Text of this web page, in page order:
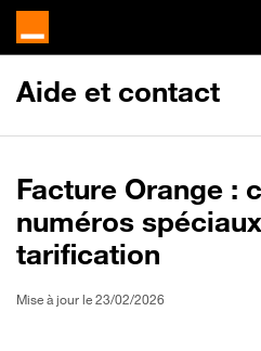
Aide et contact
Facture Orange :
numéros
tarification
Mise à jour le 23/02/2026